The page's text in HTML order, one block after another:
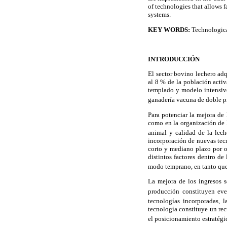
of technologies that allows
systems.
KEY WORDS:
INTRODUCCIÓN
El sector bovino lechero
al 8 % de la población
templado y modelo
ganadería vacuna de doble
Para potenciar la mejora
como en la organización
animal y calidad de la
incorporación de nuevas
corto y mediano plazo por
distintos factores dentro
modo temprano, en tanto
La mejora de los ingresos
producción constituyen
tecnologías incorporadas,
tecnología constituye un
el posicionamiento